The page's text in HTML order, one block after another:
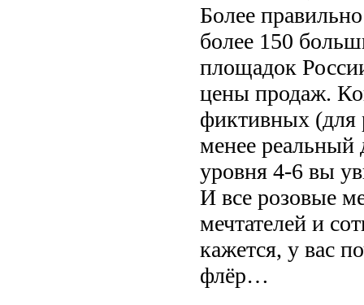
Более
более 150
площадок
цены продаж.
фиктивных (для
менее реальный
уровня 4-6 вы
И все розовые
мечтателей и
кажется, у вас
флёр…